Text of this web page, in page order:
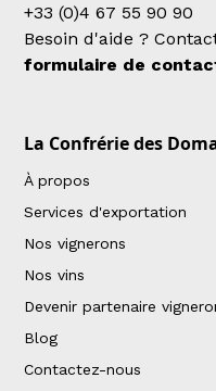
+33 (0)4 67 55 90 90
Besoin d'aide ?
formulaire de
La Confrérie des
À propos
Services d'exportation
Nos vignerons
Nos vins
Devenir partenaire
Blog
Contactez-nous